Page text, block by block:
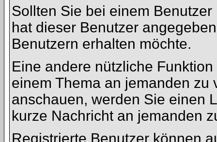
Sollten Sie bei einem
hat dieser Benutzer
Benutzern erhalten möchte.
Eine andere nützliche
einem Thema an jemanden zu
anschauen, werden Sie einen
kurze Nachricht an jemanden
Registrierte Benutzer können